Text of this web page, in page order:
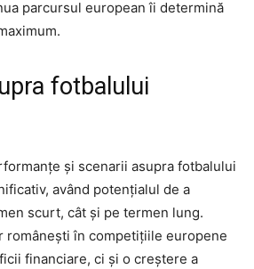
parcursul european îi determină
fotbalului
și scenarii asupra fotbalului
având potențialul de a
scurt, cât și pe termen lung.
românești în competițiile europene
financiare, ci și o creștere a